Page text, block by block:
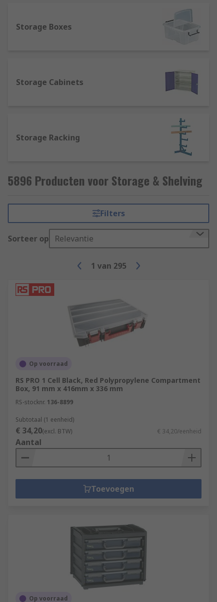
Storage Boxes
Storage Cabinets
Storage Racking
5896 Producten voor Storage & Shelving
Filters
Sorteer op Relevantie
1 van 295
Op voorraad
RS PRO 1 Cell Black, Red Polypropylene Compartment
Box, 91 mm x 416mm x 336 mm
RS-stocknr. 136-8899
Subtotaal (1 eenheid)
€ 34,20(excl. BTW) € 34,20/eenheid
Aantal
Toevoegen
Op voorraad